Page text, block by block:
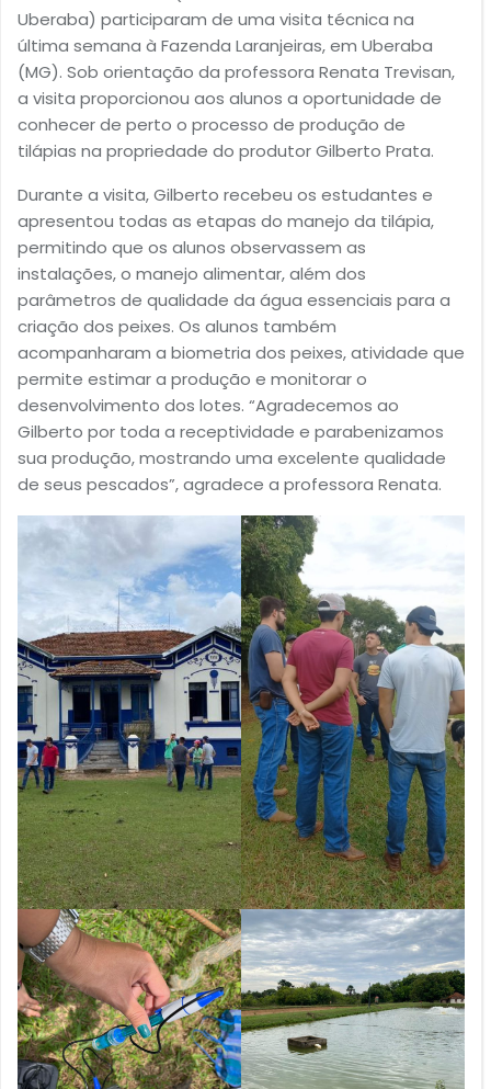
Uberaba) participaram de uma visita técnica na
última semana à Fazenda Laranjeiras, em Uberaba
(MG). Sob orientação da professora Renata Trevisan,
a visita proporcionou aos alunos a oportunidade de
conhecer de perto o processo de produção de
tilápias na propriedade do produtor Gilberto Prata.
Durante a visita, Gilberto recebeu os estudantes e
apresentou todas as etapas do manejo da tilápia,
permitindo que os alunos observassem as
instalações, o manejo alimentar, além dos
parâmetros de qualidade da água essenciais para a
criação dos peixes. Os alunos também
acompanharam a biometria dos peixes, atividade que
permite estimar a produção e monitorar o
desenvolvimento dos lotes. “Agradecemos ao
Gilberto por toda a receptividade e parabenizamos
sua produção, mostrando uma excelente qualidade
de seus pescados”, agradece a professora Renata.